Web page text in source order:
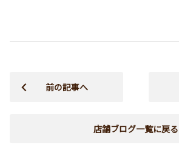
前の記事へ
店舗ブログ一覧に戻る